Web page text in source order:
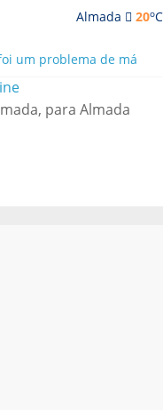
Almada 20oC
um problema de má
Casa Amarela
cultural entre
final de Agosto
para Almada